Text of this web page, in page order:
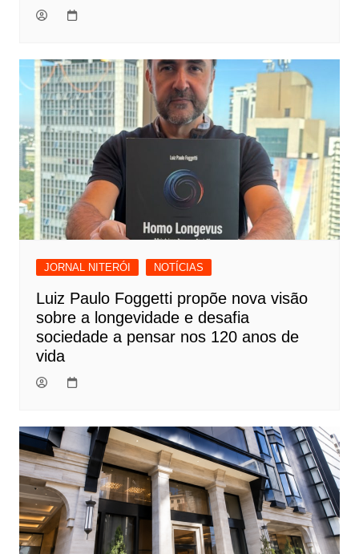
JORNAL NITERÓI NOTÍCIAS
Luiz Paulo Foggetti propõe nova visão
sobre a longevidade e desafia
sociedade a pensar nos 120 anos de
vida